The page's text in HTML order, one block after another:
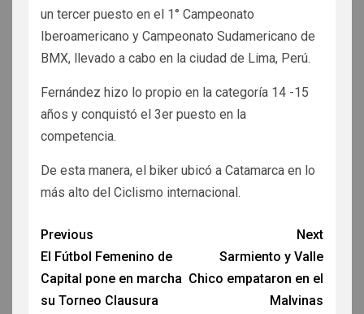
un tercer puesto en el 1° Campeonato
Iberoamericano y Campeonato Sudamericano de
BMX, llevado a cabo en la ciudad de Lima, Perú.
Fernández hizo lo propio en la categoría 14 -15
años y conquistó el 3er puesto en la
competencia.
De esta manera, el biker ubicó a Catamarca en lo
más alto del Ciclismo internacional.
Previous
El Fútbol Femenino de
Capital pone en marcha
su Torneo Clausura
Next
Sarmiento y Valle
Chico empataron en el
Malvinas